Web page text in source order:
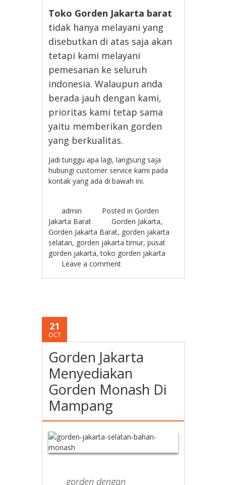
Toko Gorden Jakarta barat
tidak hanya melayani yang
disebutkan di atas saja akan
tetapi kami melayani
pemesanan ke seluruh
indonesia. Walaupun anda
berada jauh dengan kami,
prioritas kami tetap sama
yaitu memberikan gorden
yang berkualitas.
Jadi tunggu apa lagi, langsung saja
hubungi customer service kami pada
kontak yang ada di bawah ini.
admin Posted inGorden
Jakarta Barat
Gorden Jakarta,
Gorden Jakarta Barat, gorden jakarta
selatan, gorden jakarta timur,pusat
gorden jakarta,toko gorden jakarta
Leave a comment
21
OCT
Gorden Jakarta
Menyediakan
Gorden Monash Di
Mampang
gorden dengan